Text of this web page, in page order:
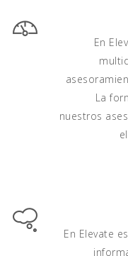
En
La
nuestros
En Elevate